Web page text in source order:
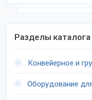
Разделы каталога